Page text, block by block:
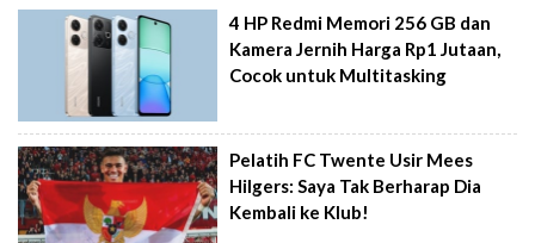
4 HP Redmi Memori 256 GB dan
Kamera Jernih Harga Rp1 Jutaan,
Cocok untuk Multitasking
Pelatih FC Twente Usir Mees
Hilgers: Saya Tak Berharap Dia
Kembali ke Klub!